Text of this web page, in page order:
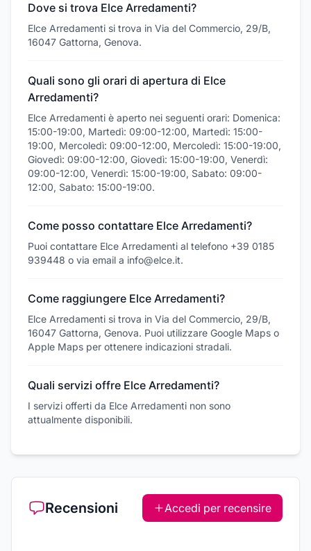
Dove si trova Elce Arredamenti?
Elce Arredamenti si trova in Via del Commercio, 29/B,
16047 Gattorna, Genova.
Quali sono gli orari di apertura di Elce
Arredamenti?
Elce Arredamenti è aperto nei seguenti orari: Domenica:
15:00-19:00, Martedì: 09:00-12:00, Martedì: 15:00-
19:00, Mercoledì: 09:00-12:00, Mercoledì: 15:00-19:00,
Giovedì: 09:00-12:00, Giovedì: 15:00-19:00, Venerdì:
09:00-12:00, Venerdì: 15:00-19:00, Sabato: 09:00-
12:00, Sabato: 15:00-19:00.
Come posso contattare Elce Arredamenti?
Puoi contattare Elce Arredamenti al telefono +39 0185
939448 o via email a info@elce.it.
Come raggiungere Elce Arredamenti?
Elce Arredamenti si trova in Via del Commercio, 29/B,
16047 Gattorna, Genova. Puoi utilizzare Google Maps o
Apple Maps per ottenere indicazioni stradali.
Quali servizi offre Elce Arredamenti?
I servizi offerti da Elce Arredamenti non sono
attualmente disponibili.
Recensioni Accedi per recensire